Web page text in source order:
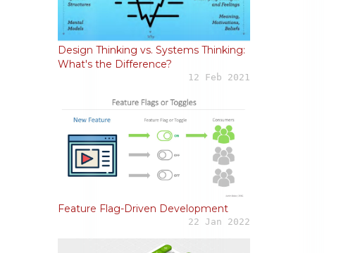
Design Thinking vs. Systems Thinking:
What's the Difference?
12 Feb 2021
Feature Flag-Driven Development
22 Jan 2022